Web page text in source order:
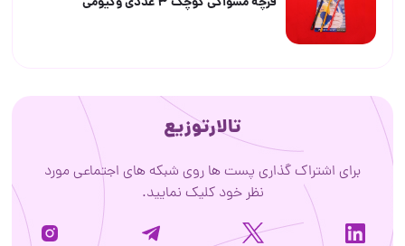
تالارتوزیع
برای اشتراک گذاری پست ها روی شبکه های اجتماعی مورد
نظر خود کلیک نمایید.